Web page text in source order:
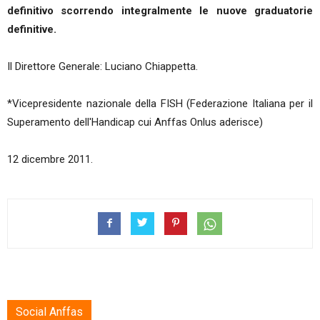
definitivo scorrendo integralmente le nuove graduatorie
definitive.
Il Direttore Generale: Luciano Chiappetta.
*Vicepresidente nazionale della FISH (Federazione Italiana per il
Superamento dell'Handicap cui Anffas Onlus aderisce)
12 dicembre 2011.
Social Anffas